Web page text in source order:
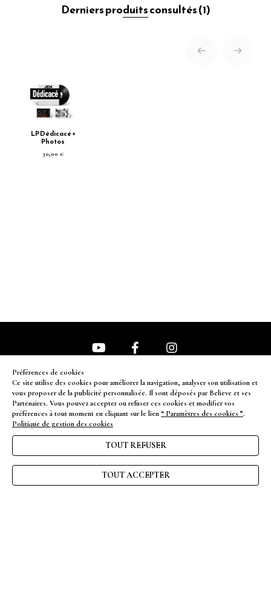
Derniers produits consultés(1)
LP Dédicacé +
Photos
30,00 €
NEWSLETTER
ENVOYER
CGV
Préférences de cookies
Ce site utilise des cookies pour améliorer la navigation, analyser son utilisation et
vous proposer de la publicité personnalisée. Il sont déposés par Believe et ses
Partenaires. Vous pouvez accepter ou refuser ces cookies et modifier vos
préférences à tout moment en cliquant sur le lien “ Paramètres des cookies ”.
Politique de gestion des cookies
TOUT REFUSER
TOUT ACCEPTER